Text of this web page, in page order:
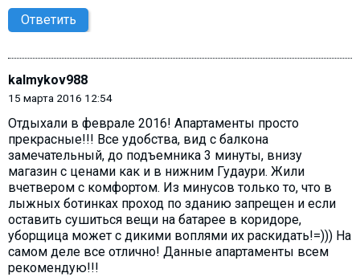
Ответить
kalmykov988
15 марта 2016 12:54
Отдыхали в феврале 2016! Апартаменты просто
прекрасные!!! Все удобства, вид с балкона
замечательный, до подъемника 3 минуты, внизу
магазин с ценами как и в нижним Гудаури. Жили
вчетвером с комфортом. Из минусов только то, что в
лыжных ботинках проход по зданию запрещен и если
оставить сушиться вещи на батарее в коридоре,
уборщица может с дикими воплями их раскидать!=))) На
самом деле все отлично! Данные апартаменты всем
рекомендую!!!